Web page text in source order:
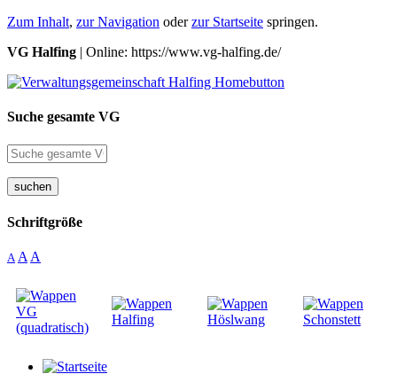
Zum Inhalt, zur Navigation oderzur Startseite springen.
VG Halfing | Online: https://www.vg-halfing.de/
Suche gesamte VG
suchen
Schriftgröße
A A A